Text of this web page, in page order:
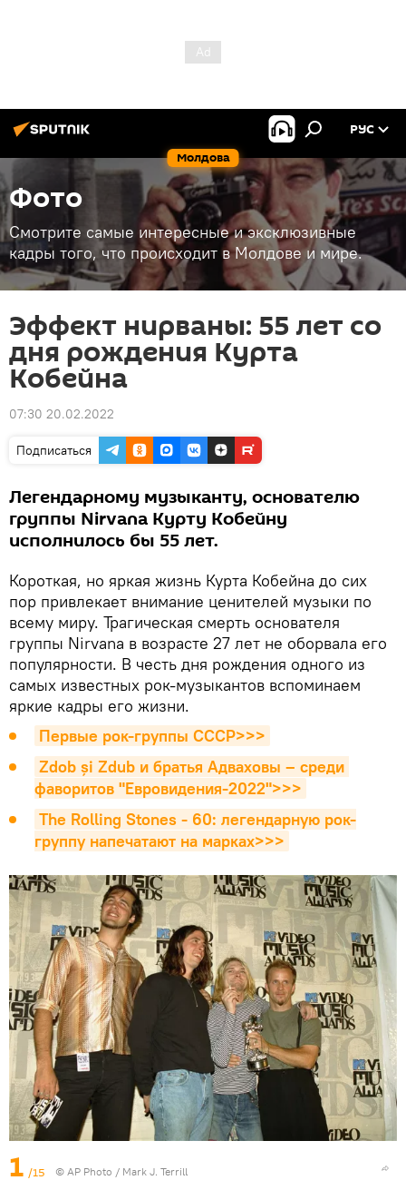
Молдова
РУС
Фото
Смотрите самые интересные и эксклюзивные
кадры того, что происходит в Молдове и мире.
Эффект нирваны: 55 лет со
дня рождения Курта
Кобейна
07:30 20.02.2022
Подписаться
Легендарному музыканту, основателю
группы Nirvana Курту Кобейну
исполнилось бы 55 лет.
Короткая, но яркая жизнь Курта Кобейна до сих
пор привлекает внимание ценителей музыки по
всему миру. Трагическая смерть основателя
группы Nirvana в возрасте 27 лет не оборвала его
популярности. В честь дня рождения одного из
самых известных рок-музыкантов вспоминаем
яркие кадры его жизни.
Первые рок-группы СССР>>>
Zdob și Zdub и братья Адваховы – среди
фаворитов "Евровидения-2022">>>
The Rolling Stones - 60: легендарную рок-
группу напечатают на марках>>>
1 /15 © AP Photo / Mark J. Terrill